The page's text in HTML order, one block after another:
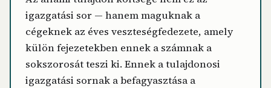
igazgatási sor — hanem maguknak a
cégeknek az éves veszteségfedezete, amely
külön fejezetekben ennek a számnak a
sokszorosát teszi ki. Ennek a tulajdonosi
igazgatási sornak a befagyasztása a